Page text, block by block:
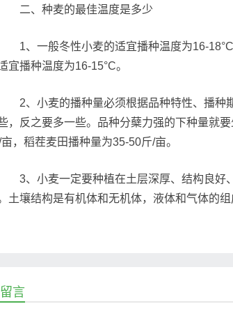
、种麦的最佳温度是多少
、一般冬性小麦的适宜播种温度为16-18°C
宜播种温度为16-15°C。
、小麦的播种量必须根据品种特性、播种期
，反之要多一些。品种分蘖力强的下种量就
，稻茬麦田播种量为35-50斤/亩。
、小麦一定要种植在土层深厚、结构良好、
土壤结构是有机体和无机体，液体和气体的
言